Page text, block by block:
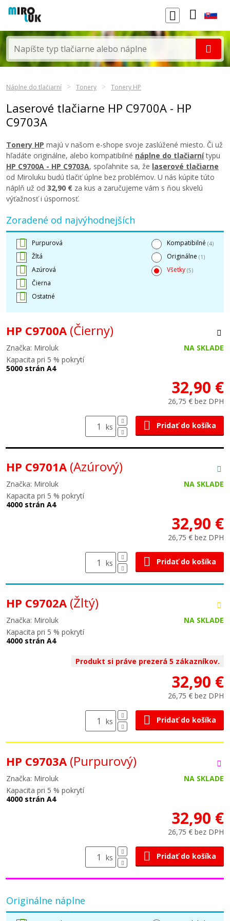
Náplne do tlačiarní Tonery Tonery HP
Laserové tlačiarne HP C9700A - HP
C9703A
Tonery HP majú v našom e-shope svoje zaslúžené miesto. Či už
hľadáte originálne, alebo kompatibilné náplne do tlačiarnítypu
HP C9700A - HP C9703A, spoľahnite sa, že laserové tlačiarne
od Miroluku budú tlačiť úplne bez problémov. U nás kúpite túto
náplň už od 32,90 € za kus a zaručujeme vám s ňou skvelú
výťažnosť i úspornosť.
Zoradené od najvýhodnejších
Purpurová
Žltá
Azúrová
Čierna
Ostatné
Kompatibilné (4)
Originálne (1)
Všetky (5)
HP C9700A (Čierny)
Značka: Miroluk
NA SKLADE
Kapacita pri 5 % pokrytí
5000 strán A4
32,90 €
26,75 € bez DPH
ks Pridať do košíka
HP C9701A (Azúrový)
Značka: Miroluk
NA SKLADE
Kapacita pri 5 % pokrytí
4000 strán A4
32,90 €
26,75 € bez DPH
ks Pridať do košíka
HP C9702A (Žltý)
Značka: Miroluk
NA SKLADE
Kapacita pri 5 % pokrytí
4000 strán A4
Produkt si práve prezerá 5 zákazníkov.
32,90 €
26,75 € bez DPH
ks Pridať do košíka
HP C9703A (Purpurový)
Značka: Miroluk
NA SKLADE
Kapacita pri 5 % pokrytí
4000 strán A4
32,90 €
26,75 € bez DPH
ks Pridať do košíka
Originálne náplne